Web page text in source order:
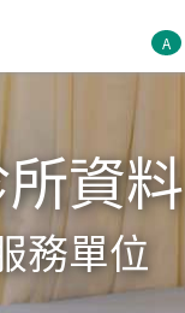
A
資料
務單位